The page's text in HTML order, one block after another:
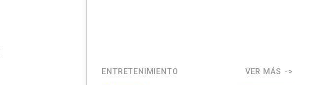
ENTRETENIMIENTO VER MÁS